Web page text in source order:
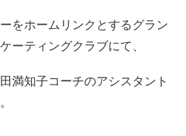
をホームリンクとするグラン
ーティングクラブにて、
満知子コーチのアシスタント